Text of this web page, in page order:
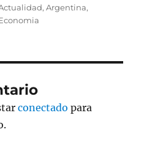
,Argentina,
conectado para